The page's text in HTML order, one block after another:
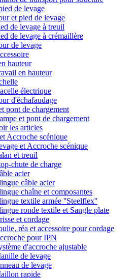
de levage
et pied de levage
de levage à treuil
de levage à crémaillère
de levage
hauteur
en hauteur
électrique
d'échafaudage
pont de chargement
et pont de chargement
les articles
Accroche scénique
et Accroche scénique
et treuil
chute de charge
acier
câble acier
chaîne et composantes
textile armée ''Steelflex''
ronde textile et Sangle plate
et cordage
réa et accessoire pour cordage
pour IPN
d'accroche ajustable
de levage
de levage
rapide